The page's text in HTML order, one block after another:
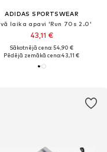
ADIDAS SPORTSWEAR
laika apavi 'Run 70s 2.0'
43,11 €
Sākotnējā cena: 54,90 €
Pēdējā zemākā cena:43,11 €